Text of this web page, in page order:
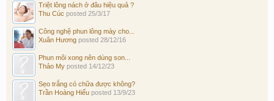
Triệt lông nách ở đâu hiệu quả ?
Thu Cúc posted 25/3/17
Công nghệ phun lông mày cho...
Xuân Hương posted 28/12/16
Phun môi xong nên dùng son...
Thảo My posted 14/12/23
Sẹo trắng có chữa được không?
Trần Hoàng Hiếu posted 13/9/23